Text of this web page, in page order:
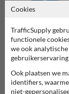
E serie -
Cookies
TrafficSupply
functionele
we ook
Ook plaatsen we
identifiers,
niet-